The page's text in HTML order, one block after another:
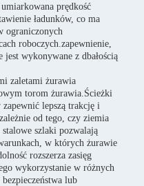
prędkość
ładunków, co ma
ograniczonych
roboczych.zapewnienie,
jest wykonywane z dbałością
zaletami żurawia
torom żurawia.Ścieżki
zapewnić lepszą trakcję i
od tego, czy ziemia
szlaki pozwalają
w których żurawie
rozszerza zasięg
wykorzystanie w różnych
lub